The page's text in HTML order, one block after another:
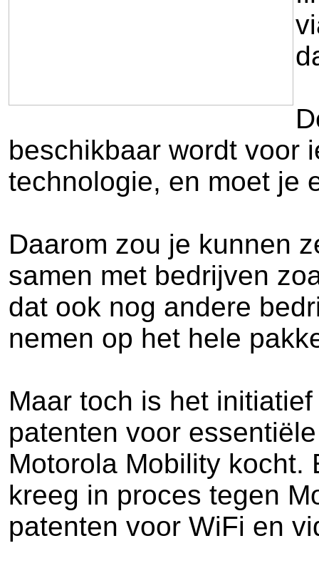
beschikbaar wordt voor
technologie, en moet je
Daarom zou je kunnen
samen met bedrijven
dat ook nog andere
nemen op het hele
Maar toch is het
patenten voor
Motorola Mobility
kreeg in proces tegen
patenten voor WiFi en